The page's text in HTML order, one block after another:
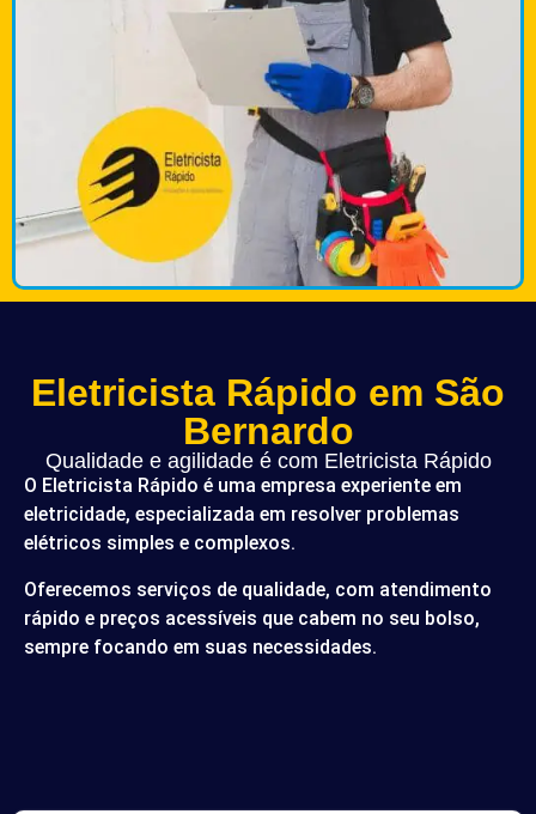
Eletricista Rápido em São
Bernardo
Qualidade e agilidade é com Eletricista Rápido
O Eletricista Rápido é uma empresa experiente em
eletricidade, especializada em resolver problemas
elétricos simples e complexos.
Oferecemos serviços de qualidade, com atendimento
rápido e preços acessíveis que cabem no seu bolso,
sempre focando em suas necessidades.